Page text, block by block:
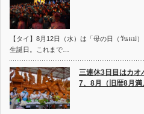
【タイ】8月12日（水）は「母の日（วันแม่
生誕日。これまで…
三連休3日目はカオ
7、8月（旧暦8月満